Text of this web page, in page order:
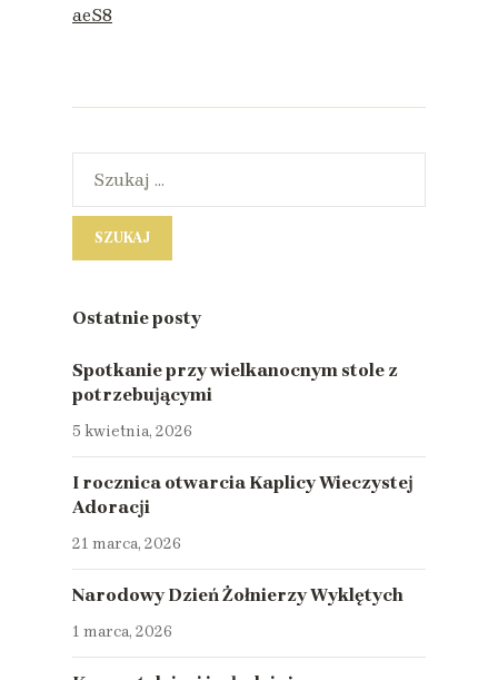
aeS8
Ostatnie posty
Spotkanie przy wielkanocnym stole z
potrzebującymi
5 kwietnia, 2026
I rocznica otwarcia Kaplicy Wieczystej
Adoracji
21 marca, 2026
Narodowy Dzień Żołnierzy Wyklętych
1 marca, 2026